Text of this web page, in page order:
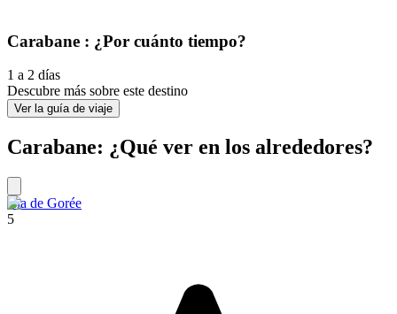
Carabane : ¿Por cuánto tiempo?
1 a 2 días
Descubre más sobre este destino
Ver la guía de viaje
Carabane: ¿Qué ver en los alrededores?
Isla de Gorée
5